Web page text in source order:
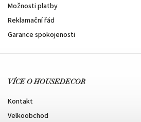
Možnosti platby
Reklamační řád
Garance spokojenosti
VÍCE O HOUSEDECOR
Kontakt
Velkoobchod